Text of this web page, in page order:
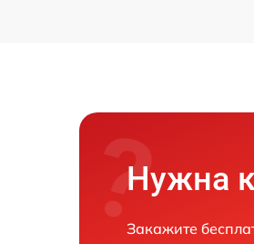
Нужна
Закажите